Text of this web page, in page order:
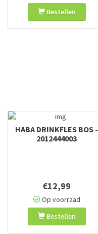
Bestellen
HABA DRINKFLES BOS -
2012444003
€12,99
Op voorraad
Bestellen